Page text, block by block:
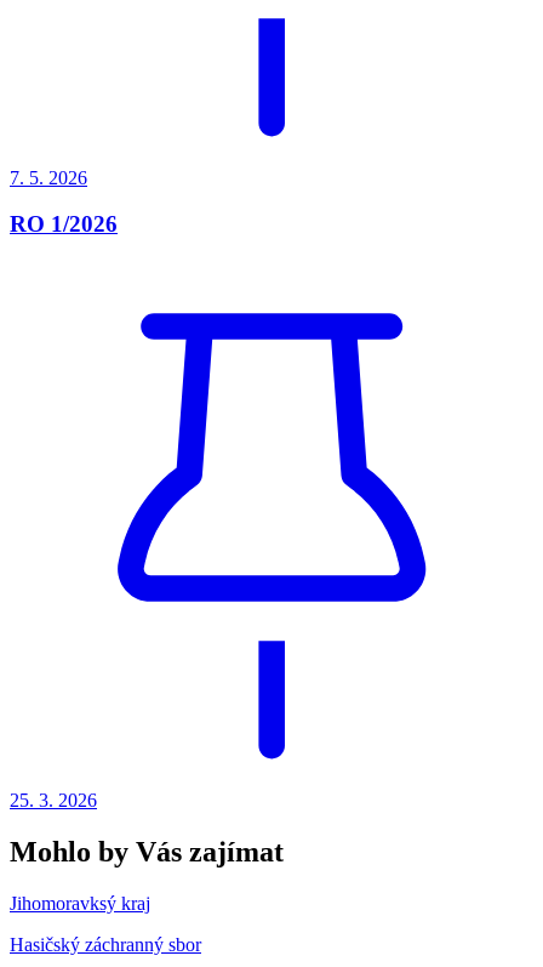
7. 5. 2026
RO 1/2026
25. 3. 2026
Mohlo by Vás zajímat
Jihomoravksý kraj
Hasičský záchranný sbor